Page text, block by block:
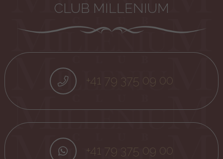
CLUB MILLENIUM
+41 79 375 09 00
+41 79 375 09 00